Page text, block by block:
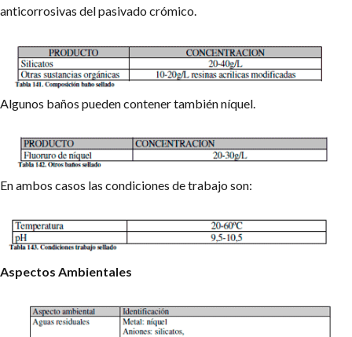
anticorrosivas del pasivado crómico.
Algunos baños pueden contener también níquel.
En ambos casos las condiciones de trabajo son:
Aspectos Ambientales